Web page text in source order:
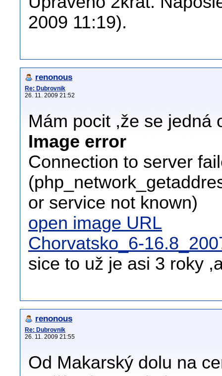
2009 11:19).
renonous
Re: Dubrovnik
26. 11. 2009 21:52
Mám pocit ,že se jedná
Image error
Connection to server
or service not known)
open image URL
Chorvatsko_6-
sice to už je asi 3 roky
renonous
Re: Dubrovnik
26. 11. 2009 21:55
Od Makarský dolu na